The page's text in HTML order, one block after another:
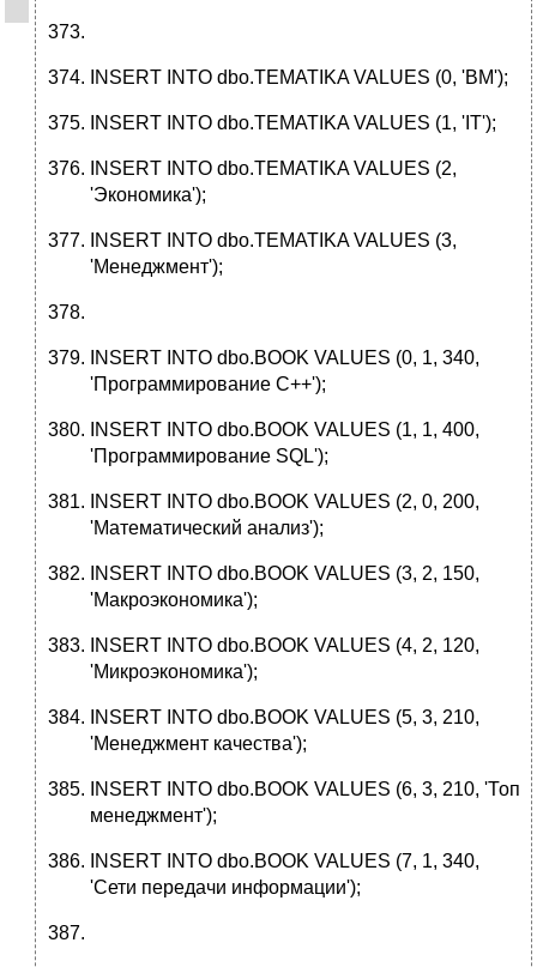
INSERT INTO dbo.TEMATIKA VALUES (0, 'ВМ');
INSERT INTO dbo.TEMATIKA VALUES (1, 'IT');
INSERT INTO dbo.TEMATIKA VALUES (2,
'Экономика');
INSERT INTO dbo.TEMATIKA VALUES (3,
'Менеджмент');
INSERT INTO dbo.BOOK VALUES (0, 1, 340,
'Программирование С++');
INSERT INTO dbo.BOOK VALUES (1, 1, 400,
'Программирование SQL');
INSERT INTO dbo.BOOK VALUES (2, 0, 200,
'Математический анализ');
INSERT INTO dbo.BOOK VALUES (3, 2, 150,
'Макроэкономика');
INSERT INTO dbo.BOOK VALUES (4, 2, 120,
'Микроэкономика');
INSERT INTO dbo.BOOK VALUES (5, 3, 210,
'Менеджмент качества');
INSERT INTO dbo.BOOK VALUES (6, 3, 210, 'Топ
менеджмент');
INSERT INTO dbo.BOOK VALUES (7, 1, 340,
'Сети передачи информации');